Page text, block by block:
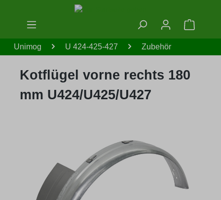
Zum Hauptinhalt springen
Unimog U 424-425-427 Zubehör
Kotflügel vorne rechts 180
mm U424/U425/U427